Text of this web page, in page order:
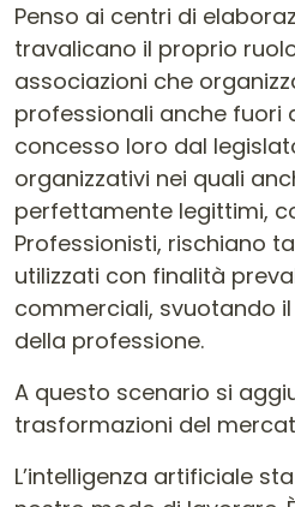
Penso ai centri di
travalicano il proprio
associazioni che
professionali anche fuori
concesso loro dal
organizzativi nei quali
perfettamente legittimi,
Professionisti, rischiano
utilizzati con finalità
commerciali, svuotando
della professione.
A questo scenario si
trasformazioni del
L’intelligenza artificiale